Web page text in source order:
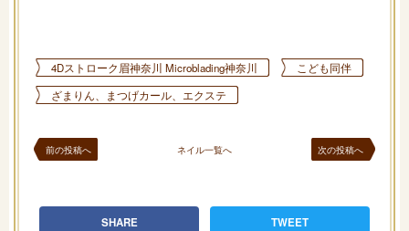
4Dストローク眉神奈川 Microblading神奈川
こども同伴
ざまりん、まつげカール、エクステ
前の投稿へ ネイル一覧へ 次の投稿へ
SHARE TWEET